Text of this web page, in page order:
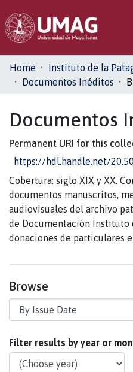
Communities
& Collections
Home
Instituto de la
Documentos Inéditos
Documentos
Permanent URI for this
https://hdl.handle.net/
Cobertura: siglo XIX y XX.
documentos manuscritos,
audiovisuales del archivo
de Documentación Instituto
donaciones de particulares
Browse
Browsing Documentos
Filter results by year or